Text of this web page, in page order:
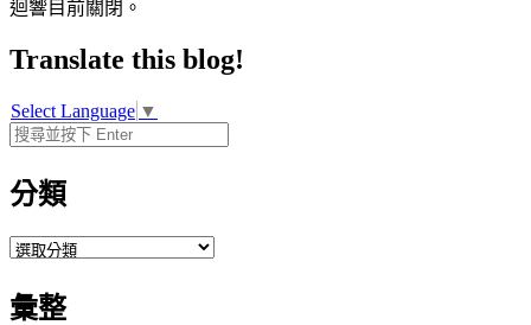
迴響目前關閉。
Translate this blog!
Select Language ▼
分類
分
彙整